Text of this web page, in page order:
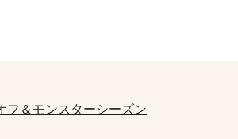
フ＆モンスターシーズン